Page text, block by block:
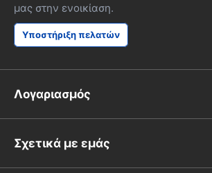
μας στην ενοικίαση.
Υποστήριξη πελατών
Λογαριασμός
Σχετικά με εμάς